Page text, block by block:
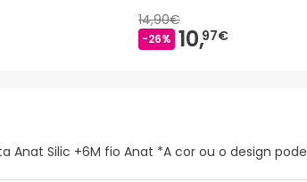
14,90€
-26% 10,97€
Anat Silic +6M fio Anat *A cor ou o design